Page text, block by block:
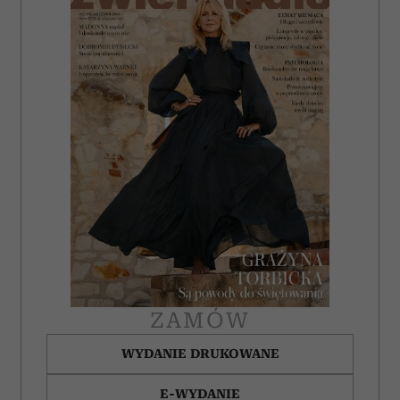
ZAMÓW
WYDANIE DRUKOWANE
E-WYDANIE